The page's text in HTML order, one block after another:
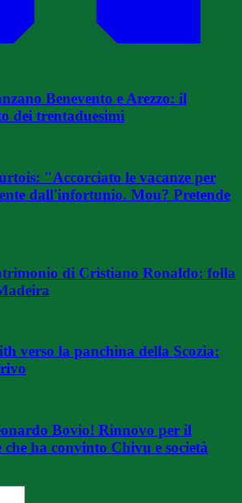
Benevento e Arezzo: il
dei trentaduesimi
"Accorciato le vacanze per
dall'infortunio. Mou? Pretende
di Cristiano Ronaldo: folla
verso la panchina della Scozia:
Bovio! Rinnovo per il
che ha convinto Chivu e società